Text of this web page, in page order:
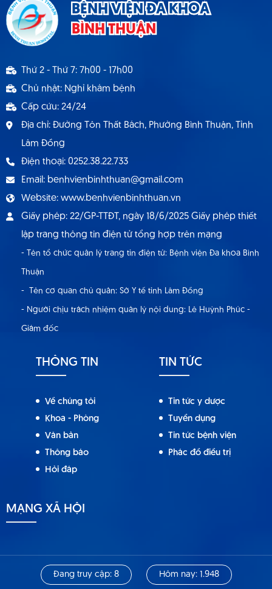
Thông báo cơ sở khám chữa bệnh đáp ứng yêu
cầu là cơ sở hướng dẫn thực hành
BỆNH VIỆN ĐA KHOA
BÌNH THUẬN
Thứ 2 - Thứ 7: 7h00 - 17h00
Chủ nhật: Nghỉ khám bệnh
Cấp cứu: 24/24
Địa chỉ: Đường Tôn Thất Bách, Phường Bình Thuận, Tỉnh
Lâm Đồng
Điện thoại: 0252.38.22.733
Email: benhvienbinhthuan@gmail.com
Website: www.benhvienbinhthuan.vn
Giấy phép: 22/GP-TTĐT, ngày 18/6/2025 Giấy phép thiết
lập trang thông tin điện tử tổng hợp trên mạng
- Tên tổ chức quản lý trang tin điện tử: Bệnh viện Đa khoa Bình
Thuận
- Tên cơ quan chủ quản: Sở Y tế tỉnh Lâm Đồng
- Người chịu trách nhiệm quản lý nội dung: Lê Huỳnh Phúc -
Giám đốc
THÔNG TIN
Về chúng tôi
Khoa - Phòng
Văn bản
Thông báo
Hỏi đáp
TIN TỨC
Tin tức y dược
Tuyển dụng
Tin tức bệnh viện
Phác đồ điều trị
MẠNG XÃ HỘI
Đang truy cập: 8 Hôm nay: 1.948